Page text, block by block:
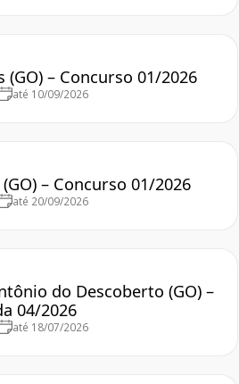
– Concurso 01/2026
até 10/09/2026
– Concurso 01/2026
até 20/09/2026
do Descoberto (GO) –
04/2026
até 18/07/2026